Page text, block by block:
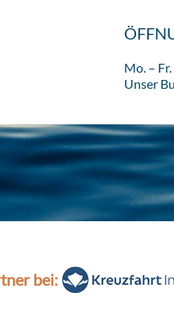
Mo. –
Unser
bei: